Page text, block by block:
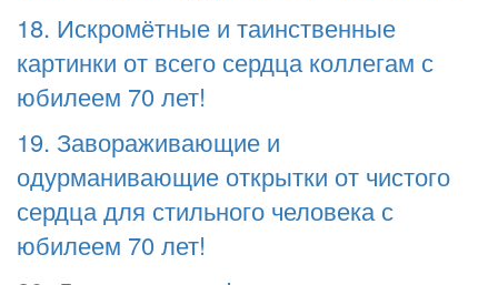
18. Искромётные и таинственные
картинки от всего сердца коллегам с
юбилеем 70 лет!
19. Завораживающие и
одурманивающие открытки от чистого
сердца для стильного человека с
юбилеем 70 лет!